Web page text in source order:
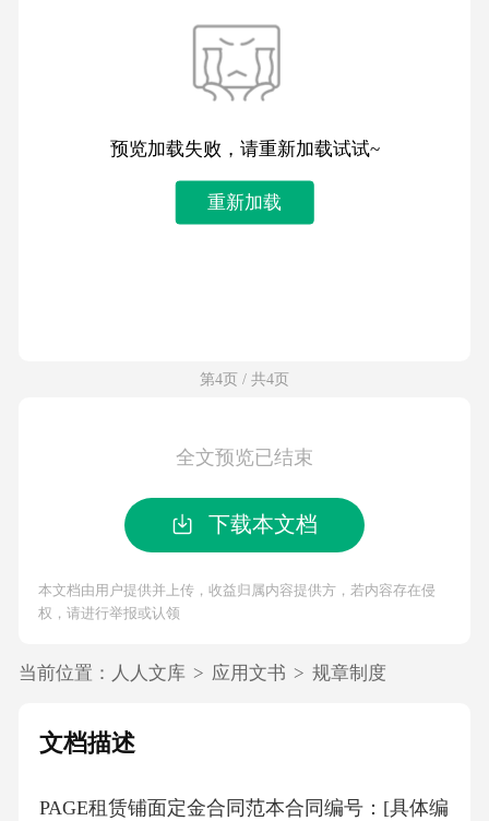
预览加载失败，请重新加载试试~
重新加载
第4页 / 共4页
全文预览已结束
下载本文档
本文档由用户提供并上传，收益归属内容提供方，若内容存在侵
权，请进行举报或认领
当前位置： 人人文库 > 应用文书 > 规章制度
文档描述
PAGE租赁铺面定金合同范本 合同编号：[具体编